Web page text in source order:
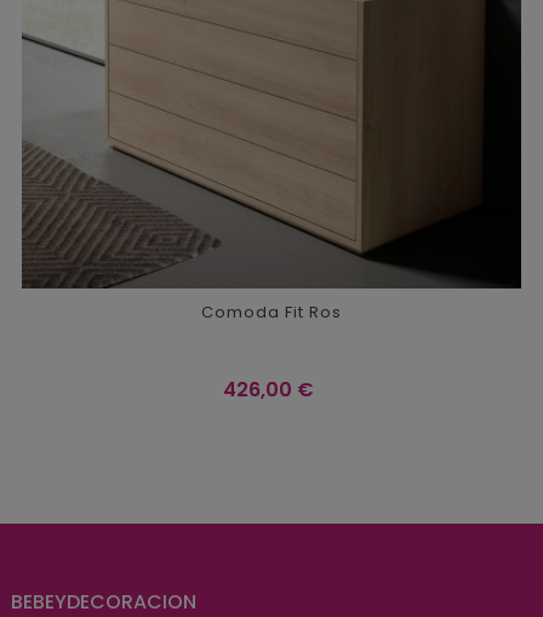
Comoda Fit Ros
Precio
426,00 €
BEBEYDECORACION